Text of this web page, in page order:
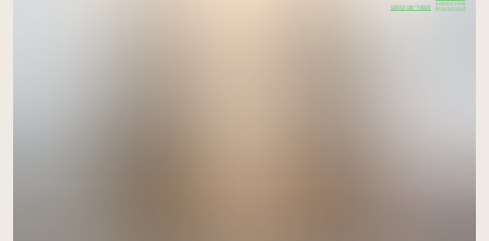
CERTIFIÉ PAR FR-BIO-09
AGRICULTURE FRANCE